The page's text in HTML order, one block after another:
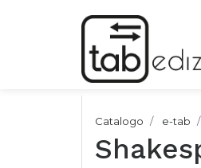
Catalogo e-tab